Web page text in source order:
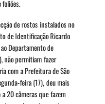
de rostos instalados no
de Identificação Ricardo
Departamento de
não permitiam fazer
com a Prefeitura de São
feira (17), deu mais
20 câmeras que fazem